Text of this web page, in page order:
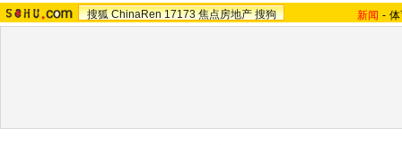
搜狐 ChinaRen 17173 焦点房地产 搜狗 新闻 -